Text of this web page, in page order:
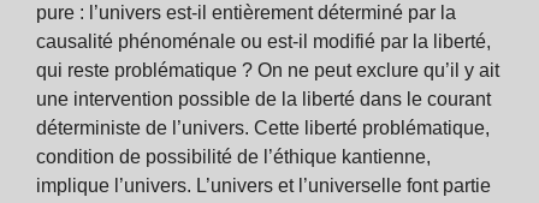
pure : l’univers est-il entièrement déterminé par la
causalité phénoménale ou est-il modifié par la liberté,
qui reste problématique ? On ne peut exclure qu’il y ait
une intervention possible de la liberté dans le courant
déterministe de l’univers. Cette liberté problématique,
condition de possibilité de l’éthique kantienne,
implique l’univers. L’univers et l’universelle font partie